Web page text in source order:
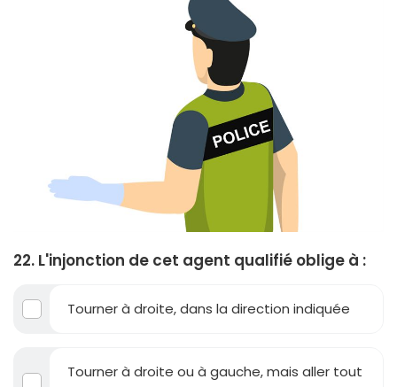
22. L'injonction de cet agent qualifié oblige à :
Tourner à droite, dans la direction indiquée
Tourner à droite ou à gauche, mais aller tout